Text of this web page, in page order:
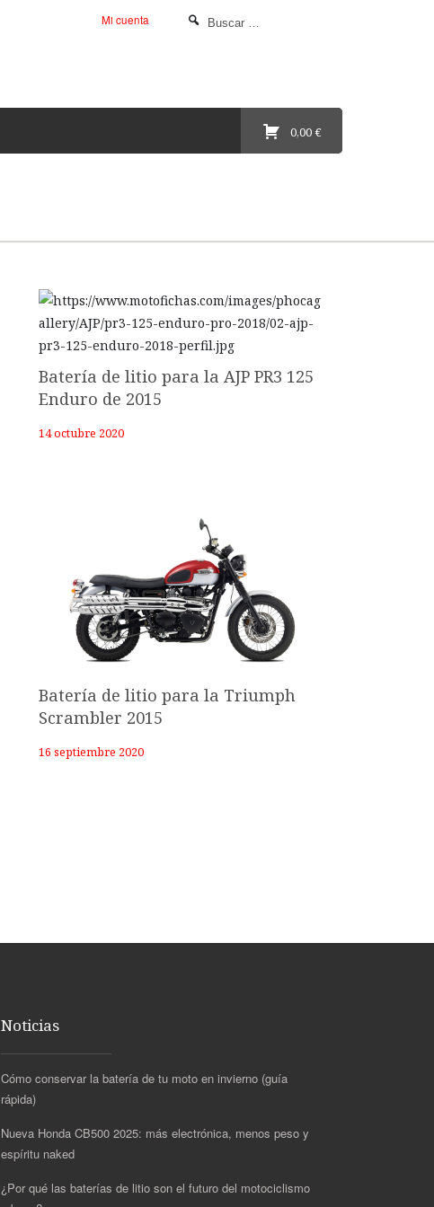
Mi cuenta
0,00 €
Batería de litio para la AJP PR3 125
Enduro de 2015
14 octubre 2020
Batería de litio para la Triumph
Scrambler 2015
16 septiembre 2020
Noticias
Cómo conservar la batería de tu moto en invierno (guía
rápida)
Nueva Honda CB500 2025: más electrónica, menos peso y
espíritu naked
¿Por qué las baterías de litio son el futuro del motociclismo